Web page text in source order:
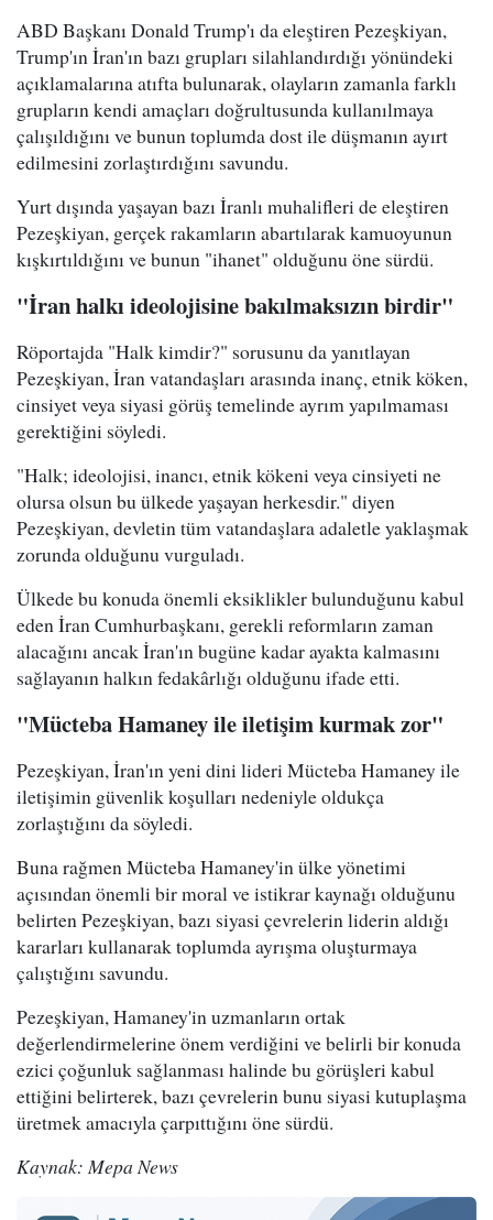
ABD Başkanı Donald Trump'ı da eleştiren Pezeşkiyan,
Trump'ın İran'ın bazı grupları silahlandırdığı yönündeki
açıklamalarına atıfta bulunarak, olayların zamanla farklı
grupların kendi amaçları doğrultusunda kullanılmaya
çalışıldığını ve bunun toplumda dost ile düşmanın ayırt
edilmesini zorlaştırdığını savundu.
Yurt dışında yaşayan bazı İranlı muhalifleri de eleştiren
Pezeşkiyan, gerçek rakamların abartılarak kamuoyunun
kışkırtıldığını ve bunun "ihanet" olduğunu öne sürdü.
"İran halkı ideolojisine bakılmaksızın birdir"
Röportajda "Halk kimdir?" sorusunu da yanıtlayan
Pezeşkiyan, İran vatandaşları arasında inanç, etnik köken,
cinsiyet veya siyasi görüş temelinde ayrım yapılmaması
gerektiğini söyledi.
"Halk; ideolojisi, inancı, etnik kökeni veya cinsiyeti ne
olursa olsun bu ülkede yaşayan herkesdir." diyen
Pezeşkiyan, devletin tüm vatandaşlara adaletle yaklaşmak
zorunda olduğunu vurguladı.
Ülkede bu konuda önemli eksiklikler bulunduğunu kabul
eden İran Cumhurbaşkanı, gerekli reformların zaman
alacağını ancak İran'ın bugüne kadar ayakta kalmasını
sağlayanın halkın fedakârlığı olduğunu ifade etti.
"Mücteba Hamaney ile iletişim kurmak zor"
Pezeşkiyan, İran'ın yeni dini lideri Mücteba Hamaney ile
iletişimin güvenlik koşulları nedeniyle oldukça
zorlaştığını da söyledi.
Buna rağmen Mücteba Hamaney'in ülke yönetimi
açısından önemli bir moral ve istikrar kaynağı olduğunu
belirten Pezeşkiyan, bazı siyasi çevrelerin liderin aldığı
kararları kullanarak toplumda ayrışma oluşturmaya
çalıştığını savundu.
Pezeşkiyan, Hamaney'in uzmanların ortak
değerlendirmelerine önem verdiğini ve belirli bir konuda
ezici çoğunluk sağlanması halinde bu görüşleri kabul
ettiğini belirterek, bazı çevrelerin bunu siyasi kutuplaşma
üretmek amacıyla çarpıttığını öne sürdü.
Kaynak: Mepa News